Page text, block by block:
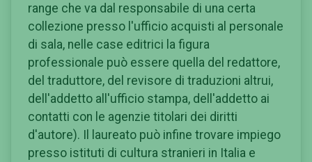
range che va dal responsabile di una certa
collezione presso l'ufficio acquisti al personale
di sala, nelle case editrici la figura
professionale può essere quella del redattore,
del traduttore, del revisore di traduzioni altrui,
dell'addetto all'ufficio stampa, dell'addetto ai
contatti con le agenzie titolari dei diritti
d'autore). Il laureato può infine trovare impiego
presso istituti di cultura stranieri in Italia e